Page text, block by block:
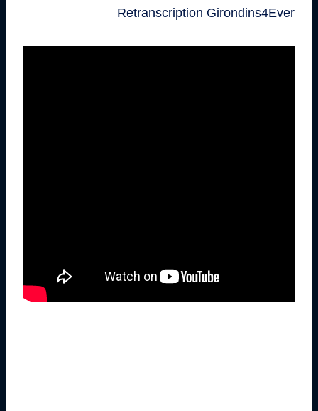
Retranscription Girondins4Ever